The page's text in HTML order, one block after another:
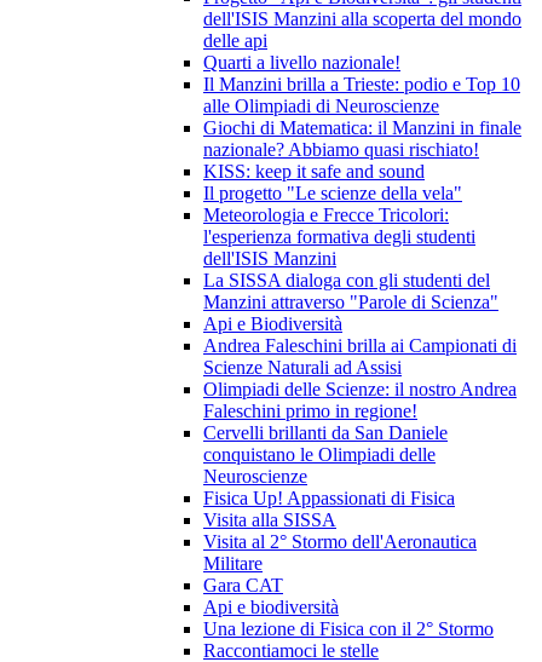
dell'ISIS Manzini alla scoperta del mondo
delle api
Quarti a livello nazionale!
Il Manzini brilla a Trieste: podio e Top 10
alle Olimpiadi di Neuroscienze
Giochi di Matematica: il Manzini in finale
nazionale? Abbiamo quasi rischiato!
KISS: keep it safe and sound
Il progetto "Le scienze della vela"
Meteorologia e Frecce Tricolori:
l'esperienza formativa degli studenti
dell'ISIS Manzini
La SISSA dialoga con gli studenti del
Manzini attraverso "Parole di Scienza"
Api e Biodiversità
Andrea Faleschini brilla ai Campionati di
Scienze Naturali ad Assisi
Olimpiadi delle Scienze: il nostro Andrea
Faleschini primo in regione!
Cervelli brillanti da San Daniele
conquistano le Olimpiadi delle
Neuroscienze
Fisica Up! Appassionati di Fisica
Visita alla SISSA
Visita al 2° Stormo dell'Aeronautica
Militare
Gara CAT
Api e biodiversità
Una lezione di Fisica con il 2° Stormo
Raccontiamoci le stelle